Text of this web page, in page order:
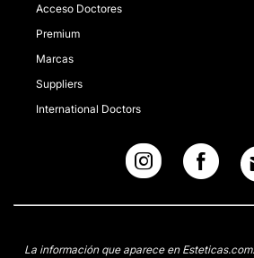
Acceso Doctores
Premium
Marcas
Suppliers
International Doctors
La información que aparece en